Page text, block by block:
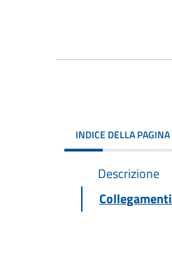
INDICE DELLA PAGINA
Descrizione
Collegamenti